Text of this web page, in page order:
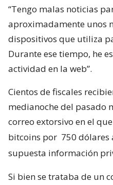
“Tengo malas noticias
aproximadamente unos
dispositivos que utiliza
Durante ese tiempo, he
actividad en la web”.
Cientos de fiscales
medianoche del pasado
correo extorsivo en el
bitcoins por 750
supuesta información
Si bien se trataba de un